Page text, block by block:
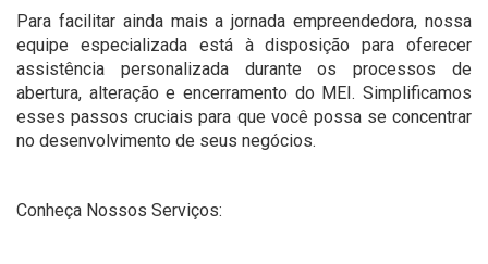
Para facilitar ainda mais a jornada empreendedora, nossa
equipe especializada está à disposição para oferecer
assistência personalizada durante os processos de
abertura, alteração e encerramento do MEI. Simplificamos
esses passos cruciais para que você possa se concentrar
no desenvolvimento de seus negócios.
Conheça Nossos Serviços: